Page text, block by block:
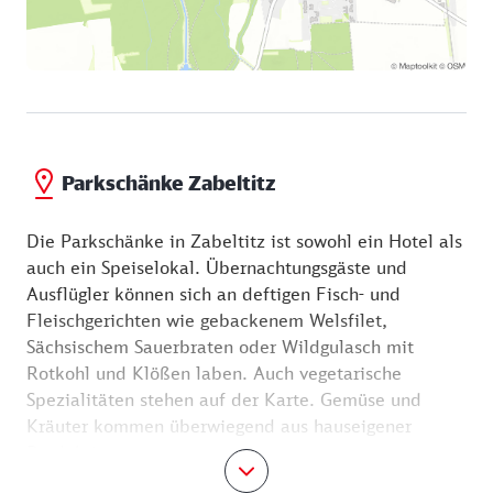
Parkschänke Zabeltitz
Die Parkschänke in Zabeltitz ist sowohl ein Hotel als
auch ein Speiselokal. Übernachtungsgäste und
Ausflügler können sich an deftigen Fisch- und
Fleischgerichten wie gebackenem Welsfilet,
Sächsischem Sauerbraten oder Wildgulasch mit
Rotkohl und Klößen laben. Auch vegetarische
Spezialitäten stehen auf der Karte. Gemüse und
Kräuter kommen überwiegend aus hauseigener